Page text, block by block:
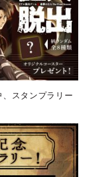
スタンプラリー